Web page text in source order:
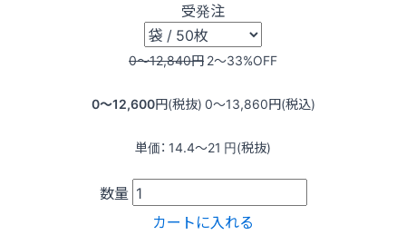
受発注
0〜12,840円 2〜33%OFF
0〜12,600円(税抜) 0〜13,860円(税込)
単価： 14.4〜21 円(税抜)
数量
カートに入れる